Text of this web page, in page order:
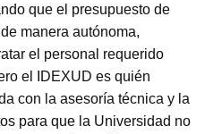
que el presupuesto de
manera autónoma,
el personal requerido
el IDEXUD es quién
con la asesoría técnica y la
para que la Universidad no